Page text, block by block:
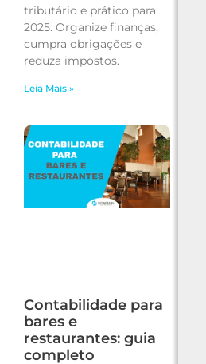
tributário e prático para
2025. Organize finanças,
cumpra obrigações e
reduza impostos.
Leia Mais »
Contabilidade para
bares e
restaurantes: guia
completo